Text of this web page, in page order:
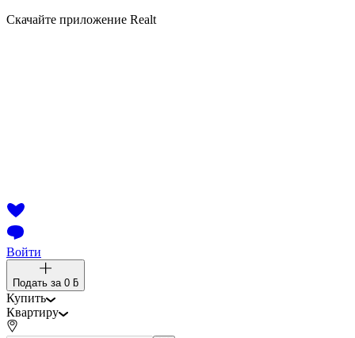
Скачайте приложение Realt
Войти
Подать за 0 ƃ
Купить
Квартиру